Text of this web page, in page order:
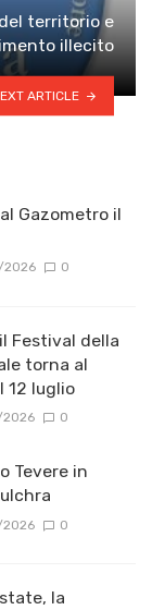
territorio e
illecito
ARTICLE
Gazometro il
0
Festival della
torna al
12 luglio
0
Tevere in
0
la